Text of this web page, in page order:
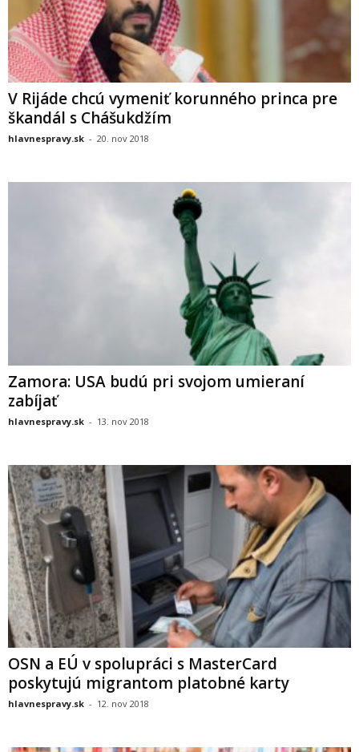
V Rijáde chcú vymeniť korunného princa pre
škandál s Chášukdžím
hlavnespravy.sk - 20. nov 2018
Zamora: USA budú pri svojom umieraní
zabíjať
hlavnespravy.sk - 13. nov 2018
OSN a EÚ v spolupráci s MasterCard
poskytujú migrantom platobné karty
hlavnespravy.sk - 12. nov 2018